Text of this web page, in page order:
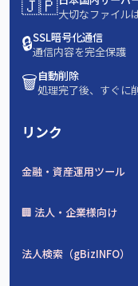
大切なファイル
🔒SSL暗号化通信
通信内容を完全保護
🗑️自動削除
処理完了後、すぐに
リンク
金融・資産運用ツール
🏢 法人・企業様向け
法人検索（gBizINFO）